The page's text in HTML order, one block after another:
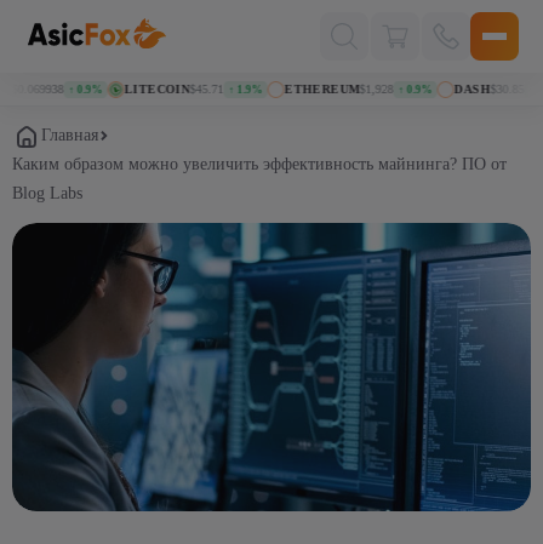
↑ 0.9% LITECOIN$45.71 ↑ 1.9% ETHEREUM$1,928 ↑ 0.9% DASH$30.85
Главная
Каким образом можно увеличить эффективность майнинга? ПО от
Blog Labs